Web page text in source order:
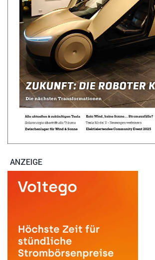
ANZEIGE